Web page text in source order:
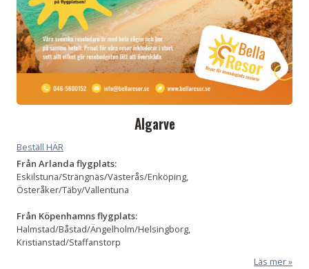
Algarve
Beställ HÄR
Från Arlanda flygplats:
Eskilstuna/Strängnäs/Västerås/Enköping,
Österåker/Täby/Vallentuna
Från Köpenhamns flygplats:
Halmstad/Båstad/Ängelholm/Helsingborg,
Kristianstad/Staffanstorp
Läs mer